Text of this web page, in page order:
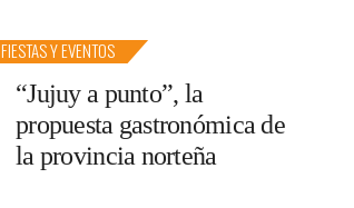
FIESTAS Y EVENTOS
“Jujuy a punto”, la
propuesta gastronómica de
la provincia norteña